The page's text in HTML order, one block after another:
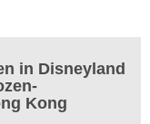
in Disneyland
Kong